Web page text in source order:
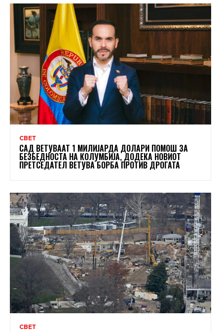
СВЕТ
САД ВЕТУВААТ 1 МИЛИЈАРДА ДОЛАРИ ПОМОШ ЗА
БЕЗБЕДНОСТА НА КОЛУМБИЈА, ДОДЕКА НОВИОТ
ПРЕТСЕДАТЕЛ ВЕТУВА БОРБА ПРОТИВ ДРОГАТА
СВЕТ